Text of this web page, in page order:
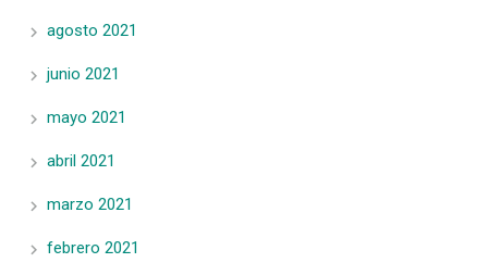
agosto 2021
junio 2021
mayo 2021
abril 2021
marzo 2021
febrero 2021